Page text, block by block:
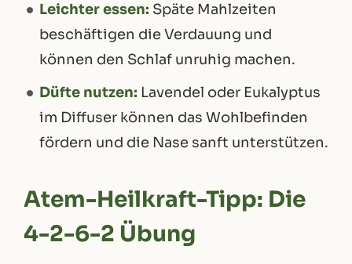
Leichter essen: Späte Mahlzeiten
beschäftigen die Verdauung und
können den Schlaf unruhig machen.
Düfte nutzen: Lavendel oder Eukalyptus
im Diffuser können das Wohlbefinden
fördern und die Nase sanft unterstützen.
Atem-Heilkraft-Tipp: Die
4-2-6-2 Übung